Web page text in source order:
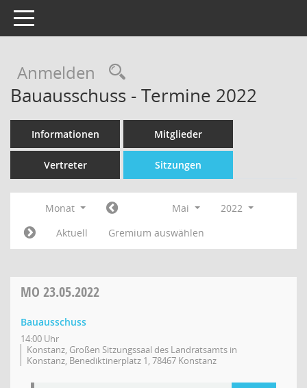
Toggle navigation
Anmelden Rechercheauswahl
Bauausschuss - Termine 2022
Informationen Mitglieder
Vertreter Sitzungen
Monat Mai
2022
Aktuell
Gremium auswählen
MO 23.05.2022
Bauausschuss
14:00 Uhr
Konstanz, Großen Sitzungssaal des Landratsamts in
Konstanz, Benediktinerplatz 1, 78467 Konstanz